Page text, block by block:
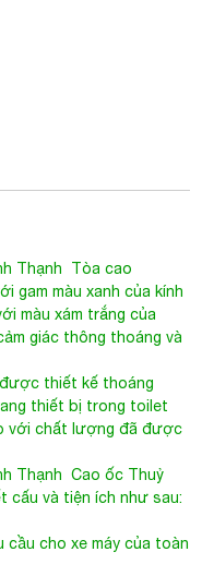
Thạnh Tòa cao
gam màu xanh của kính
màu xám trắng của
giác thông thoáng và
được thiết kế thoáng
thiết bị trong toilet
với chất lượng đã được
Thạnh Cao ốc Thuỷ
cấu và tiện ích như sau:
cầu cho xe máy của toàn